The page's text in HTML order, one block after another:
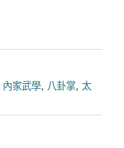
內家武學, 八卦掌, 太